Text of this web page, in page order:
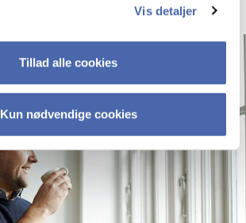
Vis detaljer
Tillad alle cookies
Kun nødvendige cookies